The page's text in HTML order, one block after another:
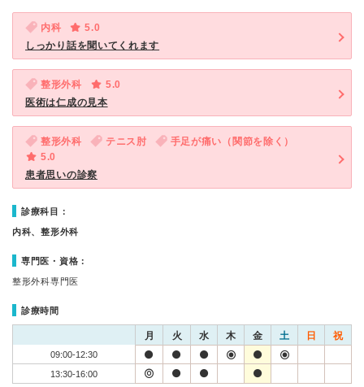
内科
5.0
しっかり話を聞いてくれます
整形外科
5.0
医術は仁成の見本
整形外科 テニス肘
手足が痛い（関節を除く）
5.0
患者思いの診察
診療科目：
内科、整形外科
専門医・資格：
整形外科専門医
診療時間
月 火 水 木 金 土 日 祝
09:00-12:30
13:30-16:00